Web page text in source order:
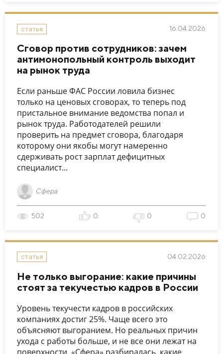
статья 16.04.2026
Сговор против сотрудников: зачем
антимонопольный контроль выходит
на рынок труда
Если раньше ФАС России ловила бизнес
только на ценовых сговорах, то теперь под
пристальное внимание ведомства попал и
рынок труда. Работодателей решили
проверить на предмет сговора, благодаря
которому они якобы могут намеренно
сдерживать рост зарплат дефицитных
специалист...
Сфера
502 0 0 0
статья 04.02.2026
Не только выгорание: какие причины
стоят за текучестью кадров в России
Уровень текучести кадров в российских
компаниях достиг 25%. Чаще всего это
объясняют выгоранием. Но реальных причин
ухода с работы больше, и не все они лежат на